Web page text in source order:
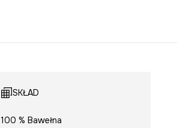
SKŁAD
100 % Bawełna